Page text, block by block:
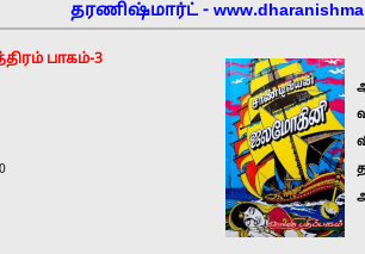
தரணிஷ்மார்ட் -
பாகம்-3